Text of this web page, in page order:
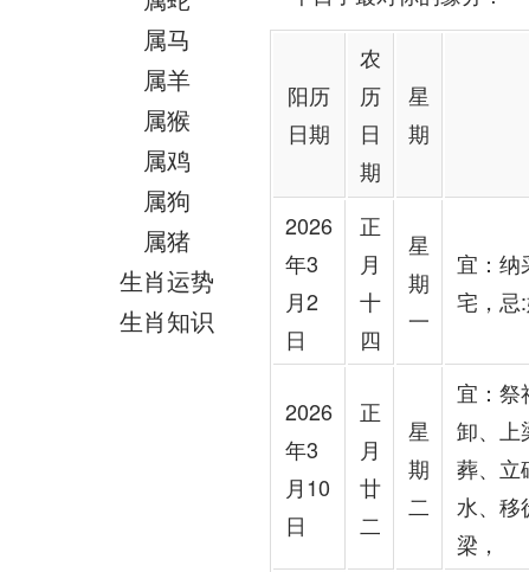
属马
属羊
属猴
属鸡
属狗
属猪
生肖运势
生肖知识
阳历
日期
农
历
日
期
星
期
2026
年3
月2
日
正
月
十
四
星
期
一
宜：纳
宅，忌
2026
年3
月10
日
正
月
廿
二
星
期
二
宜：祭
卸、上
葬、立
水、移
梁，